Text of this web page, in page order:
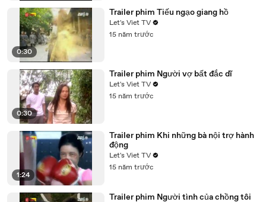
0:30
Trailer phim Tiếu ngạo giang hồ
Let's Viet TV
15 năm trước
0:30
Trailer phim Người vợ bất đắc dĩ
Let's Viet TV
15 năm trước
1:24
Trailer phim Khi những bà nội trợ hành
động
Let's Viet TV
15 năm trước
Trailer phim Người tình của chồng tôi